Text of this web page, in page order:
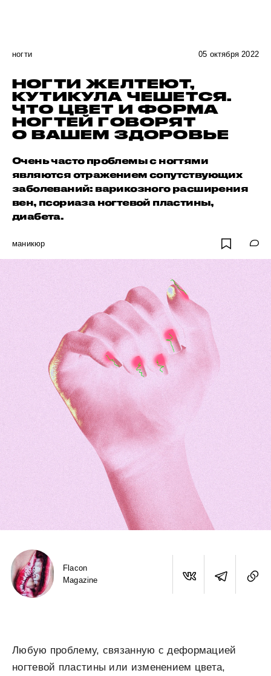
ногти 05 октября 2022
НОГТИ ЖЕЛТЕЮТ,
КУТИКУЛА ЧЕШЕТСЯ.
ЧТО ЦВЕТ И ФОРМА
НОГТЕЙ ГОВОРЯТ
О ВАШЕМ ЗДОРОВЬЕ
Очень часто проблемы с ногтями
являются отражением сопутствующих
заболеваний: варикозного расширения
вен, псориаза ногтевой пластины,
диабета.
маникюр
Flacon
Magazine
Любую проблему, связанную с деформацией
ногтевой пластины или изменением цвета,